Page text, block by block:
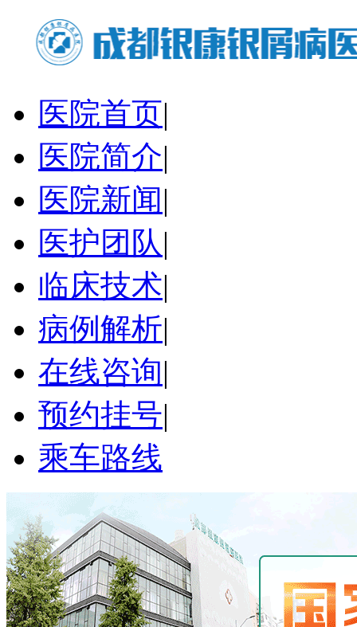
医院首页|
医院简介|
医院新闻|
医护团队|
临床技术|
病例解析|
在线咨询|
预约挂号|
乘车路线